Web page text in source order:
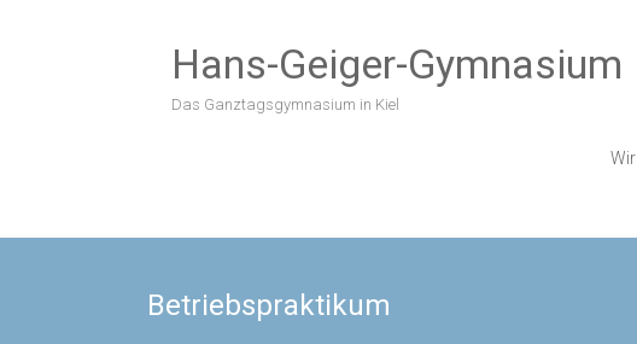
Hans-Geiger-Gymnasium
Das Ganztagsgymnasium in Kiel
Wir
Betriebspraktikum